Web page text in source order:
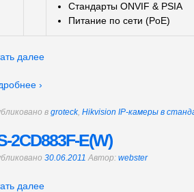
Стандарты ONVIF & PSIA
Питание по сети (PoE)
далее
›
в groteck, Hikvision IP-камеры в
2CD883F-E(W)
30.06.2011 Автор: webster
далее